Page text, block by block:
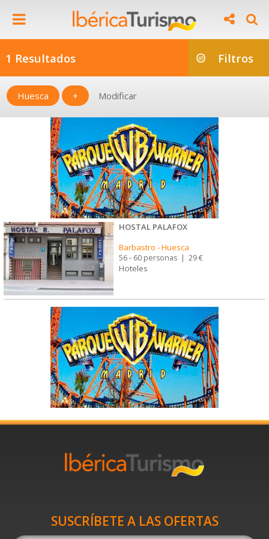
1 Resultados Filtros
Huesca + Modificar
HOSTAL PALAFOX
Barbastro -Huesca
56 - 60 personas | 29 €
Hoteles
SUSCRÍBETE A LAS OFERTAS